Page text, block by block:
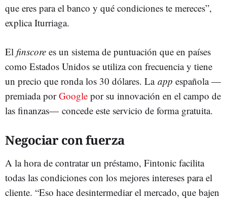
que eres para el banco y qué condiciones te mereces”,
explica Iturriaga.
El finscore es un sistema de puntuación que en países
como Estados Unidos se utiliza con frecuencia y tiene
un precio que ronda los 30 dólares. La app española —
premiada porGoogle por su innovación en el campo de
las finanzas— concede este servicio de forma gratuita.
Negociar con fuerza
A la hora de contratar un préstamo, Fintonic facilita
todas las condiciones con los mejores intereses para el
cliente. “Eso hace desintermediar el mercado, que bajen